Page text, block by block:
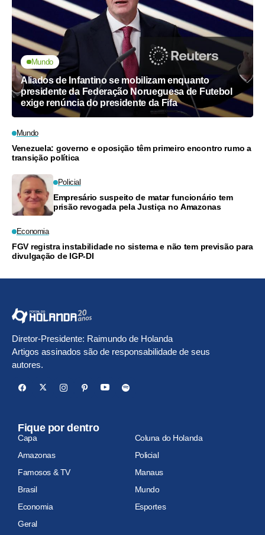
Mundo
Aliados de Infantino se mobilizam enquanto
presidente da Federação Norueguesa de Futebol
exige renúncia do presidente da Fifa
Mundo
Venezuela: governo e oposição têm primeiro encontro rumo a
transição política
Policial
Empresário suspeito de matar funcionário tem
prisão revogada pela Justiça no Amazonas
Economia
FGV registra instabilidade no sistema e não tem previsão para
divulgação de IGP-DI
Diretor-Presidente: Raimundo de Holanda
Artigos assinados são de responsabilidade de seus
autores.
Fique por dentro
Capa
Coluna do Holanda
Amazonas
Policial
Famosos & TV
Manaus
Brasil
Mundo
Economia
Esportes
Geral